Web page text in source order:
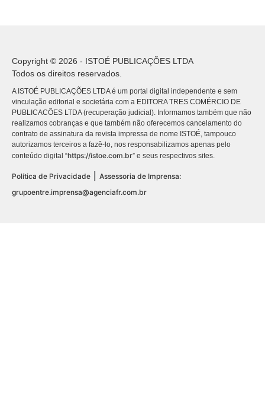
Copyright © 2026 - ISTOÉ PUBLICAÇÕES LTDA
Todos os direitos reservados.
A ISTOÉ PUBLICAÇÕES LTDA é um portal digital independente e sem
vinculação editorial e societária com a EDITORA TRES COMÉRCIO DE
PUBLICACÕES LTDA (recuperação judicial). Informamos também que não
realizamos cobranças e que também não oferecemos cancelamento do
contrato de assinatura da revista impressa de nome ISTOÉ, tampouco
autorizamos terceiros a fazê-lo, nos responsabilizamos apenas pelo
conteúdo digital “https://istoe.com.br” e seus respectivos sites.
Política de Privacidade
Assessoria de Imprensa:
grupoentre.imprensa@agenciafr.com.br